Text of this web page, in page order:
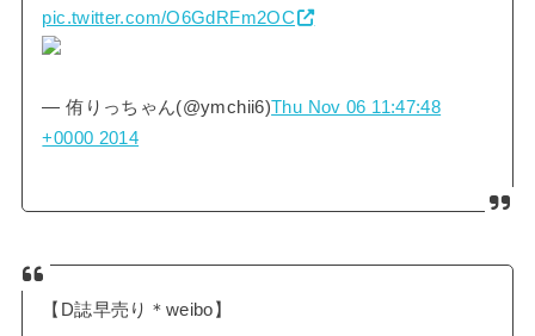
pic.twitter.com/O6GdRFm2OC
— 侑りっちゃん(@ymchii6)Thu Nov 06 11:47:48
+0000 2014
【D誌早売り＊weibo】